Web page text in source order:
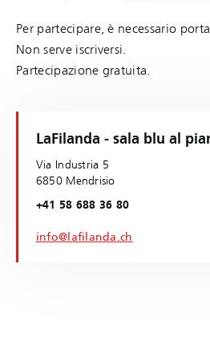
Per partecipare, è necessario
Non serve iscriversi.
Partecipazione gratuita.
LaFilanda - sala blu al
Via Industria 5
6850 Mendrisio
+41 58 688 36 80
info@lafilanda.ch